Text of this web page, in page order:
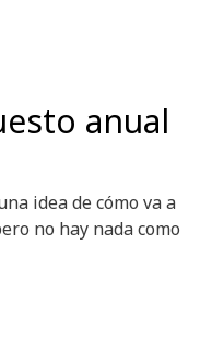
anual
idea de cómo va a
no hay nada como